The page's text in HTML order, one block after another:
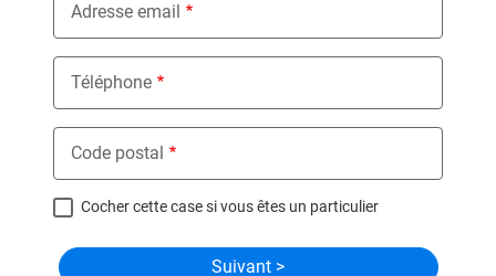
Adresse email
Téléphone
Code postal
Cocher cette case si vous êtes un particulier